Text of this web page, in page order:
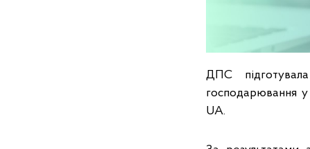
ДПС
господарювання
UA.